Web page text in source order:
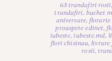
63 trandafiri rosii,
trandafiri, buchet
aniversare, florarie
proaspete edinet,
iubeste, iubeste.md,
flori chisinau,livrare
rosii,